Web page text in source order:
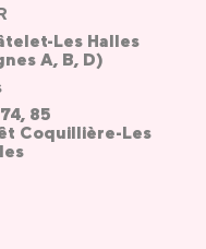
Les Halles
A, B, D)
85
Coquillière-Les